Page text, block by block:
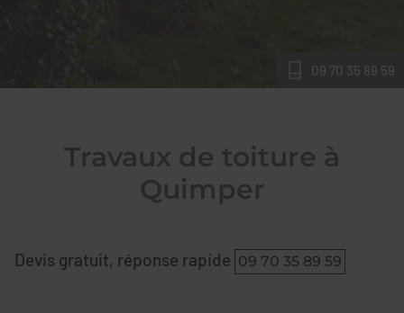
09 70 35 89 59
Travaux de toiture à
Quimper
Devis gratuit, réponse rapide 09 70 35 89 59